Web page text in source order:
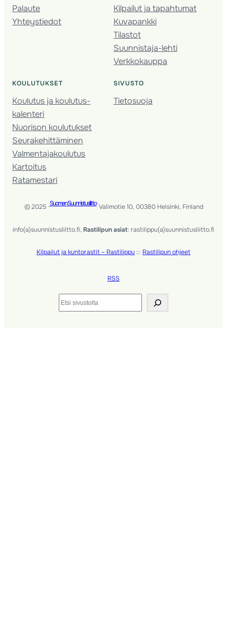
Palaute
Yhteystiedot
Kilpailut ja tapahtumat
Kuvapankki
Tilastot
Suunnistaja-lehti
Verkkokauppa
KOULUTUKSET
Koulutus ja koulutus­
kalenteri
Nuorison koulutukset
Seura­kehittäminen
Valmentaja­koulutus
Kartoitus
Ratamestari
SIVUSTO
Tietosuoja
© 2025 ·Suomen Suunnistusliitto· Valimotie 10, 00380 Helsinki, Finland
info(a)suunnistusliitto.fi, Rastilipun asiat: rastilippu(a)suunnistusliitto.fi
Kilpailut ja kuntorastit – Rastilippu ::: Rastilipun ohjeet
RSS
Etsi